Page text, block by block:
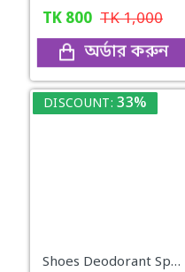
TK 800 TK1,000
অর্ডার করুন
DISCOUNT: 33%
Shoes Deodorant Spray Fast Deodorization & Dry Type-(Black)